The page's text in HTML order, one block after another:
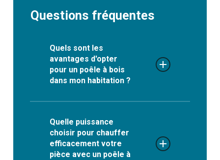
Questions fréquentes
Quels sont les
avantages d'opter
pour un poêle à bois
dans mon habitation ?
d’installer un poêle à bois chez
vous, il est naturel de vouloir
connaître les avantages que
Quelle puissance
choisir pour chauffer
efficacement votre
pièce avec un poêle à